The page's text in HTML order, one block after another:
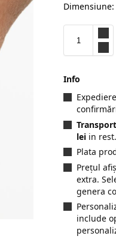
Info
lei in rest.
Plata
Prețul
extra.
genera
include